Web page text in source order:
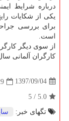
درباره شرایط
است.
از سوی دیگر
كارگران آلمانی
1397/09/04
5.0
/
5
تگهای خبر: